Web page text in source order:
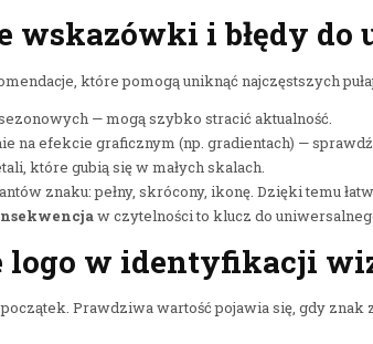
wskazówki i błędy do
które pomogą uniknąć najczęstszych
— mogą szybko stracić aktualność.
na efekcie graficznym (np. gradientach) —
które gubią się w małych skalach.
znaku: pełny, skrócony, ikonę. Dzięki temu
w czytelności to klucz do
logo w identyfikacji
Prawdziwa wartość pojawia się, gdy znak